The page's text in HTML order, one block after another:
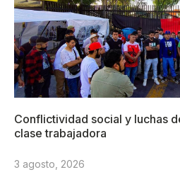
Conflictividad social y luchas
clase trabajadora
3 agosto, 2026